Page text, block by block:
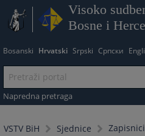
Visoko
Bosne i
Bosanski Hrvatski Srpski Српски
Napredna pretraga
VSTV BiH Sjednice Zapisnici